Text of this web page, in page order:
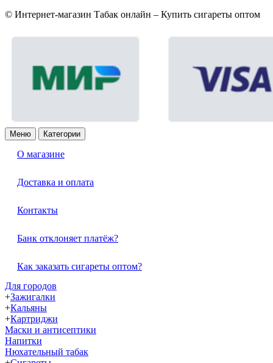
© Интернет-магазин Табак онлайн – Купить сигареты оптом
Меню Категории
О магазине
Доставка и оплата
Контакты
Банк отклоняет платёж?
Как заказать сигареты оптом?
Для городов
+Зажигалки
+Кальяны
+Картриджи
Маски и антисептики
Напитки
Нюхательный табак